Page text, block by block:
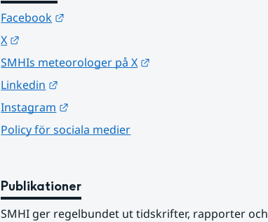
Facebook
X
SMHIs meteorologer på X
Linkedin
Instagram
Policy för sociala medier
Publikationer
SMHI ger regelbundet ut tidskrifter, rapporter och